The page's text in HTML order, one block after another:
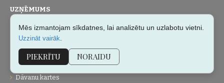
UZŅĒMUMS
Par mums
Vietnes karte
Dāvanu kartes
Mēs izmantojam sīkdatnes, lai analizētu un uzlabotu vietni.
Uzzināt vairāk
PIEKRĪTU NORAIDU